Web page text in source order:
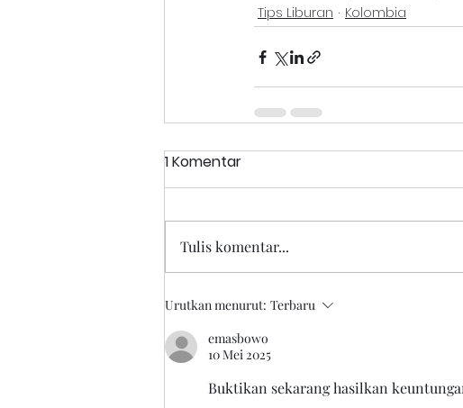
Tips Liburan Kolombia
1 Komentar
Tulis komentar...
Urutkan menurut: Terbaru
emasbowo
10 Mei 2025
Buktikan sekarang hasilkan